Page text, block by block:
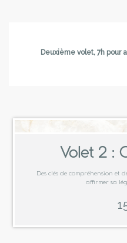
Deuxième volet, 7h pour
Volet 2 :
Des clés de compréhension et
affirmer sa